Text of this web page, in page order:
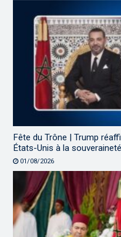
Fête du Trône | Trump
États-Unis à la
01/08/2026